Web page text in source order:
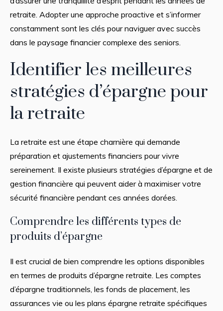
retraite. Adopter une approche proactive et s’informer
constamment sont les clés pour naviguer avec succès
dans le paysage financier complexe des seniors.
Identifier les meilleures
stratégies d’épargne pour
la retraite
La retraite est une étape charnière qui demande
préparation et ajustements financiers pour vivre
sereinement. Il existe plusieurs stratégies d’épargne et de
gestion financière qui peuvent aider à maximiser votre
sécurité financière pendant ces années dorées.
Comprendre les différents types de
produits d’épargne
Il est crucial de bien comprendre les options disponibles
en termes de produits d’épargne retraite. Les comptes
d’épargne traditionnels, les fonds de placement, les
assurances vie ou les plans épargne retraite spécifiques